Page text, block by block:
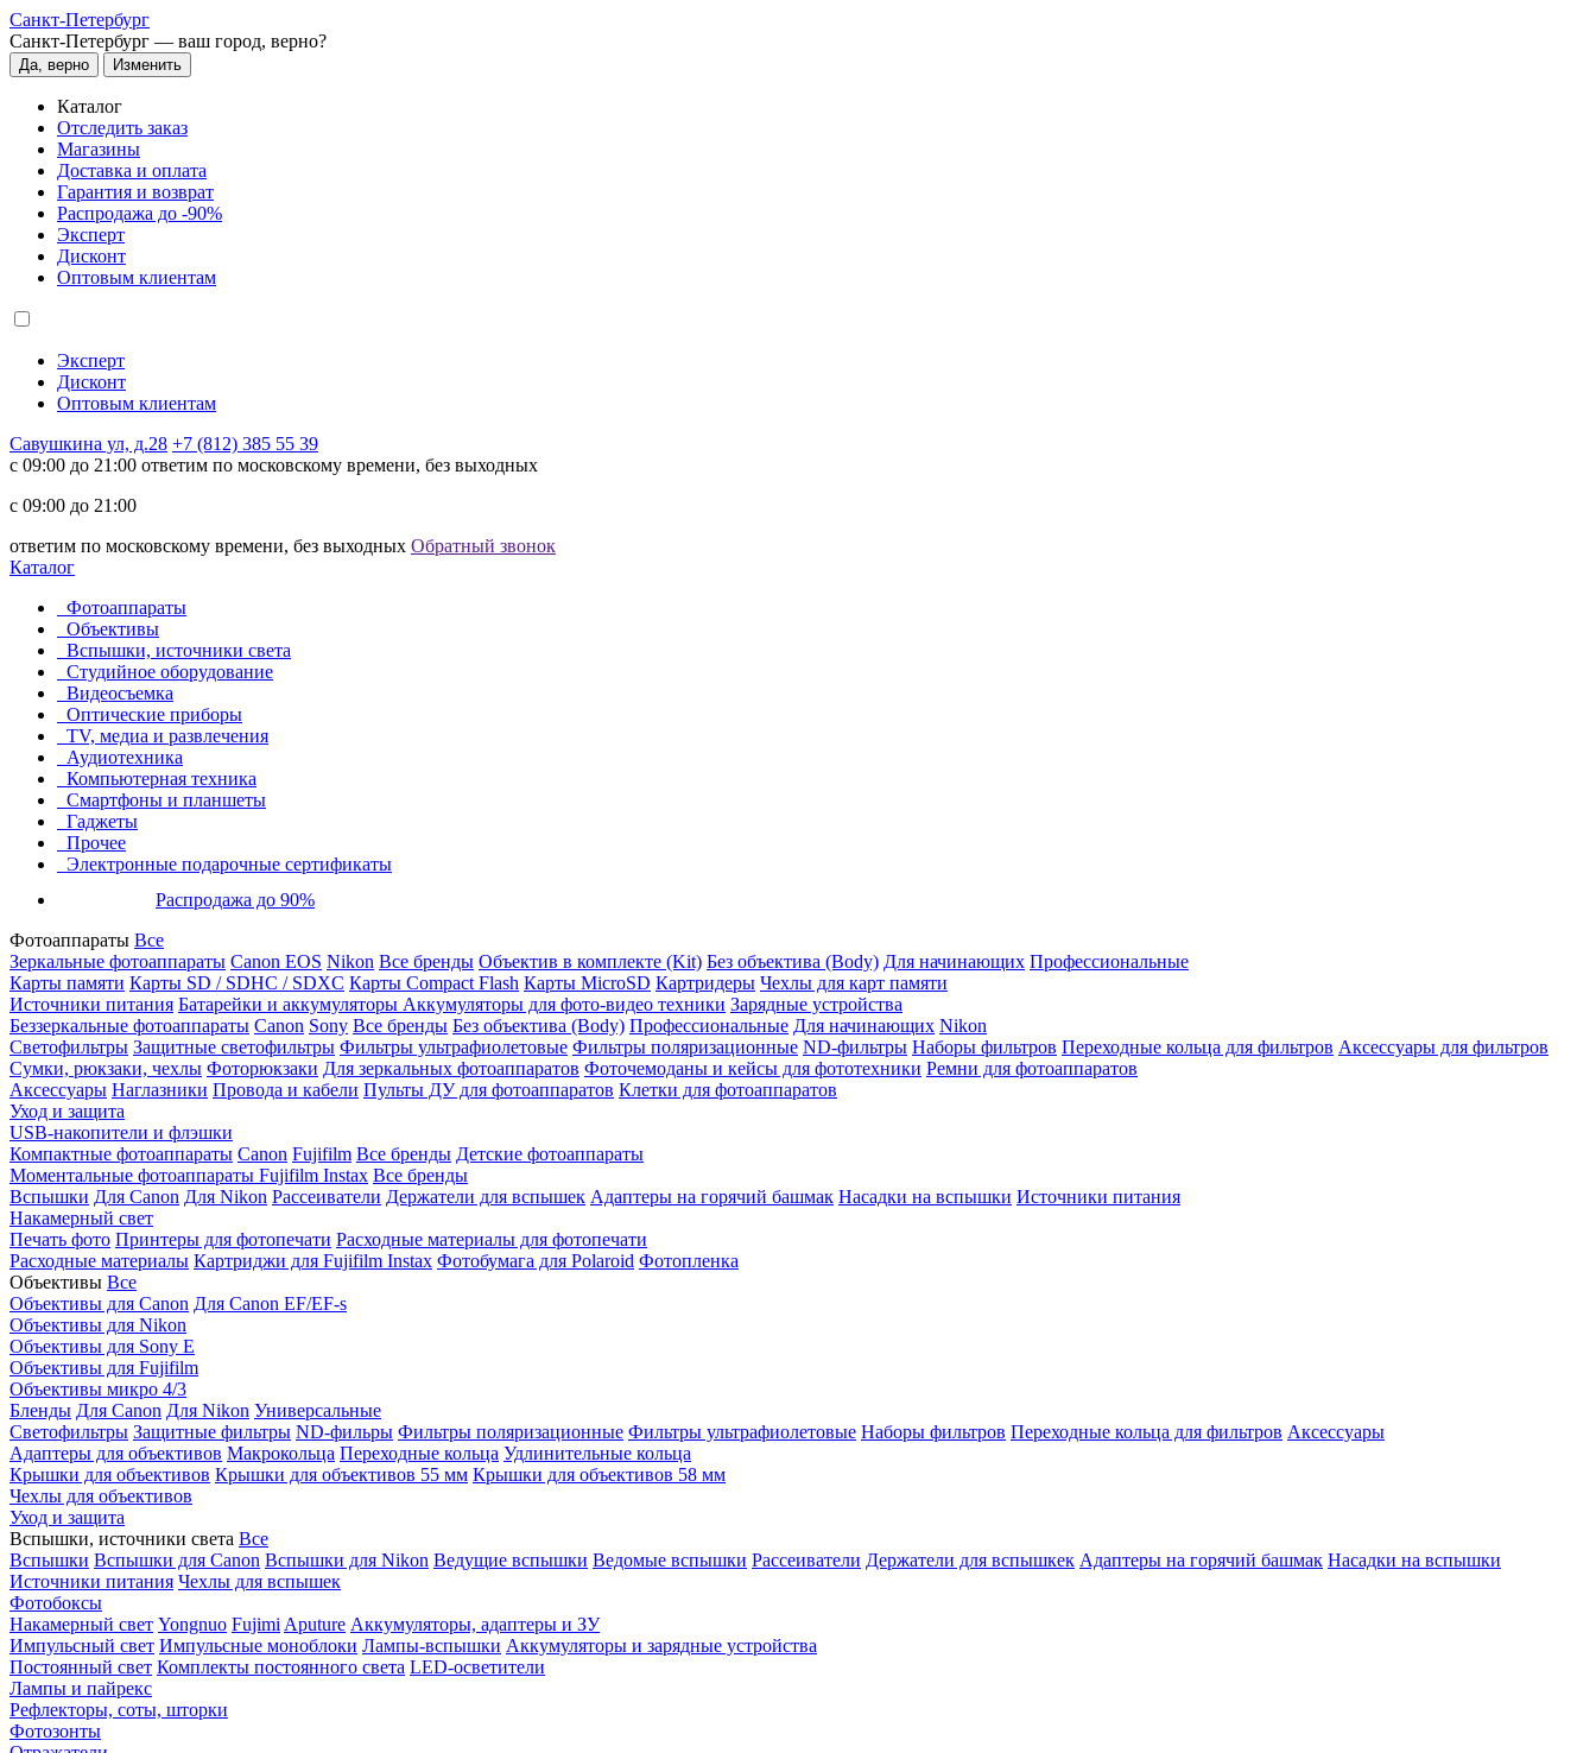
Санкт-Петербург
Санкт-Петербург — ваш город, верно?
Да, верно Изменить
Каталог
Отследить заказ
Магазины
Доставка и оплата
Гарантия и возврат
Распродажа до -90%
Эксперт
Дисконт
Оптовым клиентам
Эксперт
Дисконт
Оптовым клиентам
Савушкина ул, д.28 +7 (812) 385 55 39
c 09:00 до 21:00 ответим по московскому времени, без выходных
c 09:00 до 21:00
ответим по московскому времени, без выходных Обратный звонок
Каталог
Фотоаппараты
Объективы
Вспышки, источники света
Студийное оборудование
Видеосъемка
Оптические приборы
TV, медиа и развлечения
Аудиотехника
Компьютерная техника
Смартфоны и планшеты
Гаджеты
Прочее
Электронные подарочные сертификаты
Распродажа до 90%
Фотоаппараты Все
Зеркальные фотоаппараты Canon EOS Nikon Все бренды Объектив в комплекте (Kit) Без объектива (Body) Для начинающих Профессиональные
Карты памяти Карты SD / SDHC / SDXC Карты Compact Flash Карты MicroSD Картридеры Чехлы для карт памяти
Источники питания Батарейки и аккумуляторы Аккумуляторы для фото-видео техники Зарядные устройства
Беззеркальные фотоаппараты Canon Sony Все бренды Без объектива (Body) Профессиональные Для начинающих Nikon
Светофильтры Защитные светофильтры Фильтры ультрафиолетовые Фильтры поляризационные ND-фильтры Наборы фильтров Переходные кольца для фильтров Аксессуары для фильтров
Сумки, рюкзаки, чехлы Фоторюкзаки Для зеркальных фотоаппаратов Фоточемоданы и кейсы для фототехники Ремни для фотоаппаратов
Аксессуары Наглазники Провода и кабели Пульты ДУ для фотоаппаратов Клетки для фотоаппаратов
Уход и защита
USB-накопители и флэшки
Компактные фотоаппараты Canon Fujifilm Все бренды Детские фотоаппараты
Моментальные фотоаппараты Fujifilm Instax Все бренды
Вспышки Для Canon Для Nikon Рассеиватели Держатели для вспышек Адаптеры на горячий башмак Насадки на вспышки Источники питания
Накамерный свет
Печать фото Принтеры для фотопечати Расходные материалы для фотопечати
Расходные материалы Картриджи для Fujifilm Instax Фотобумага для Polaroid Фотопленка
Объективы Все
Объективы для Canon Для Canon EF/EF-s
Объективы для Nikon
Объективы для Sony E
Объективы для Fujifilm
Объективы микро 4/3
Бленды Для Canon Для Nikon Универсальные
Светофильтры Защитные фильтры ND-фильры Фильтры поляризационные Фильтры ультрафиолетовые Наборы фильтров Переходные кольца для фильтров Аксессуары
Адаптеры для объективов Макрокольца Переходные кольца Удлинительные кольца
Крышки для объективов Крышки для объективов 55 мм Крышки для объективов 58 мм
Чехлы для объективов
Уход и защита
Вспышки, источники света Все
Вспышки Вспышки для Canon Вспышки для Nikon Ведущие вспышки Ведомые вспышки Рассеиватели Держатели для вспышкек Адаптеры на горячий башмак Насадки на вспышки
Источники питания Чехлы для вспышек
Фотобоксы
Накамерный свет Yongnuo Fujimi Aputure Аккумуляторы, адаптеры и ЗУ
Импульсный свет Импульсные моноблоки Лампы-вспышки Аккумуляторы и зарядные устройства
Постоянный свет Комплекты постоянного света LED-осветители
Лампы и пайрекс
Рефлекторы, соты, шторки
Фотозонты